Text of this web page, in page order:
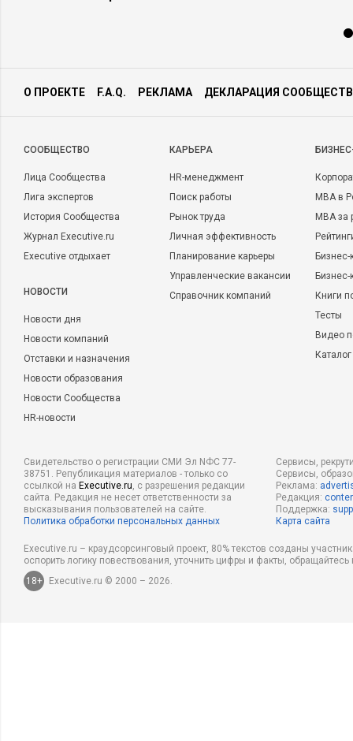
О ПРОЕКТЕ F.A.Q. РЕКЛАМА ДЕКЛАРАЦИЯ
CООБЩЕСТВО
Лица Сообщества
Лига экспертов
История Сообщества
Журнал Executive.ru
Executive отдыхает
НОВОСТИ
Новости дня
Новости компаний
Отставки и назначения
Новости образования
Новости Сообщества
HR-новости
КАРЬЕРА
HR-менеджмент
Поиск работы
Рынок труда
Личная эффективность
Планирование карьеры
Управленческие вакансии
Справочник компаний
MBA в
MBA
Бизнес-
Книги
Тесты
Видео
Свидетельство о регистрации СМИ Эл NФС 77-
38751. Републикация материалов - только со
ссылкой на Executive.ru, с разрешения редакции
сайта. Редакция не несет ответственности за
высказывания пользователей на сайте.
Политика обработки персональных данных
Сервисы,
Сервисы,
Реклама:
Редакция:
Поддержка:
Карта сайта
Executive.ru – краудсорсинговый проект, 80% текстов созданы
оспорить логику повествования, уточнить цифры и факты,
18+
Executive.ru © 2000 – 2026.